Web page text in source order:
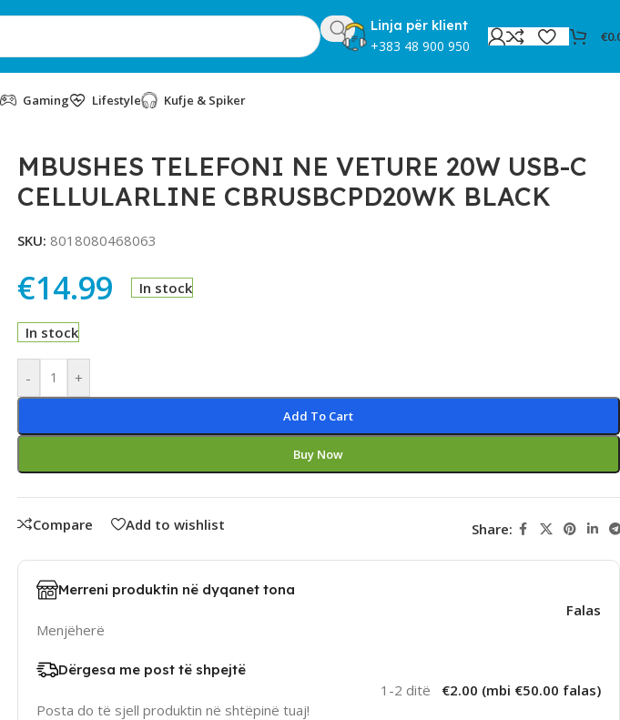
Linja për klient
+383 48 900 950
€
Gaming Lifestyle Kufje & Spiker
MBUSHES TELEFONI NE VETURE 20W USB-C
CELLULARLINE CBRUSBCPD20WK BLACK
SKU: 8018080468063
€14.99 In stock
In stock
- +
Add To Cart
Buy Now
Alternative:
Compare Add to wishlist Share:
Merreni produktin në dyqanet tona
Menjëherë
Falas
Dërgesa me post të shpejtë
Posta do të sjell produktin në shtëpinë tuaj!
1-2 ditë €2.00 (mbi €50.00 falas)